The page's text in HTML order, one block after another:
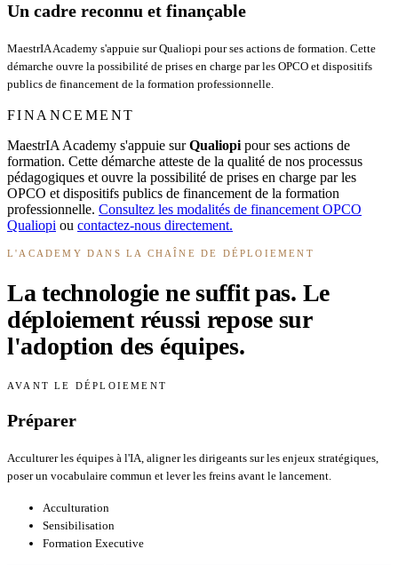
Un cadre reconnu et finançable
MaestrIA Academy s'appuie sur Qualiopi pour ses actions de formation. Cette
démarche ouvre la possibilité de prises en charge par les OPCO et dispositifs
publics de financement de la formation professionnelle.
FINANCEMENT
MaestrIA Academy s'appuie surQualiopi pour ses actions de
formation. Cette démarche atteste de la qualité de nos processus
pédagogiques et ouvre la possibilité de prises en charge par les
OPCO et dispositifs publics de financement de la formation
professionnelle. Consultez les modalités de financement OPCO
Qualiopi ou contactez-nous directement.
L'ACADEMY DANS LA CHAÎNE DE DÉPLOIEMENT
La technologie ne suffit pas. Le
déploiement réussi repose sur
l'adoption des équipes.
AVANT LE DÉPLOIEMENT
Préparer
Acculturer les équipes à l'IA, aligner les dirigeants sur les enjeux stratégiques,
poser un vocabulaire commun et lever les freins avant le lancement.
Acculturation
Sensibilisation
Formation Executive